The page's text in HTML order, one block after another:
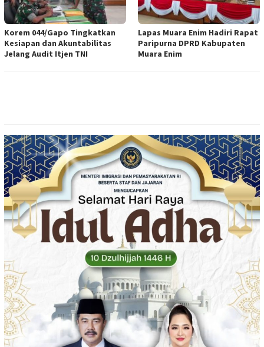
Korem 044/Gapo Tingkatkan
Kesiapan dan Akuntabilitas
Jelang Audit Itjen TNI
Lapas Muara Enim Hadiri Rapat
Paripurna DPRD Kabupaten
Muara Enim